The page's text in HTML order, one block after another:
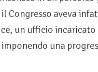
Congresso aveva
un ufficio
imponendo una